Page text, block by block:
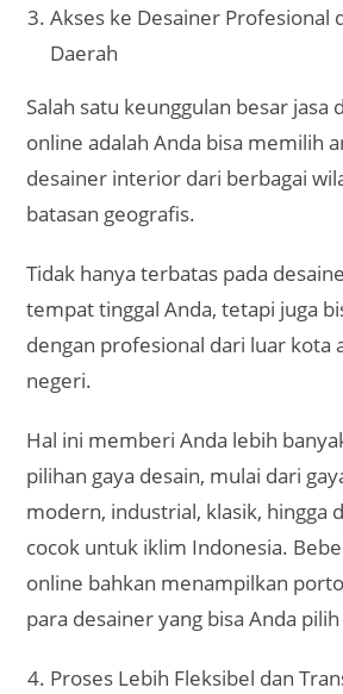
Akses ke Desainer Profesional
Daerah
Salah satu keunggulan besar jasa
online adalah Anda bisa memilih
desainer interior dari berbagai
batasan geografis.
Tidak hanya terbatas pada
tempat tinggal Anda, tetapi juga
dengan profesional dari luar kota
negeri.
Hal ini memberi Anda lebih
pilihan gaya desain, mulai dari
modern, industrial, klasik, hingga
cocok untuk iklim Indonesia.
online bahkan menampilkan
para desainer yang bisa Anda
Proses Lebih Fleksibel dan